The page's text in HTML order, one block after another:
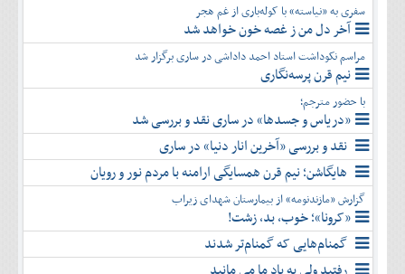
سفری به «نیاسته» با کوله‌باری از غم هجر
آخر دل من ز غصه خون خواهد شد
مراسم نکوداشت استاد احمد داداشی در ساری برگزار شد
نیم قرن پرسه‌نگاری
با حضور مترجم؛
«دریاس و جسدها» در ساری نقد و بررسی شد
نقد و بررسی «آخرین انار دنیا» در ساری
هایگاشن؛ نیم قرن همسایگی ارامنه با مردم نور و رویان
گزارش «مازندنومه» از بیمارستان شهدای زیراب
«کرونا»؛ خوب، بد، زشت!
گمنام‌هایی که گمنام‌تر شدند